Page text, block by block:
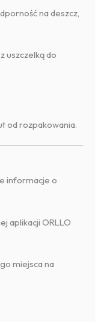
na deszcz,
uszczelką do
od rozpakowania.
informacje o
aplikacji ORLLO
miejsca na